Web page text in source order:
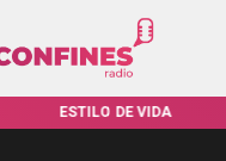
ESTILO DE VIDA